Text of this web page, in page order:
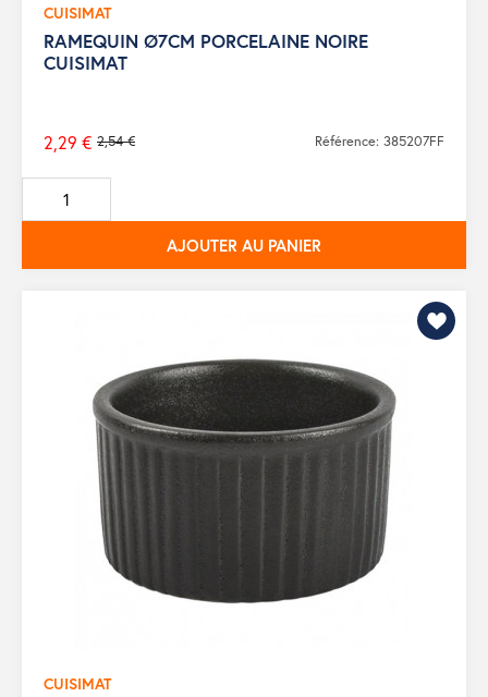
CUISIMAT
RAMEQUIN Ø7CM PORCELAINE NOIRE
CUISIMAT
Prix
de
base
2,54 €
2,29 € Référence: 385207FF
AJOUTER AU PANIER
CUISIMAT